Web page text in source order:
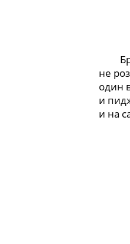
не
один
и
и на